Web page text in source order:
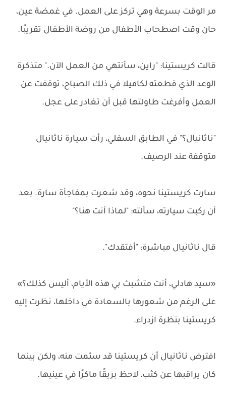
مر الوقت بسرعة وهي تركز على العمل. في غمضة عين،
حان وقت اصطحاب الأطفال من روضة الأطفال تقريبًا.
قالت كريستينا: "راين، سأنتهي من العمل الآن." متذكرة
الوعد الذي قطعته لكاميلا في ذلك الصباح، توقفت عن
العمل وأفرغت طاولتها قبل أن تغادر على عجل.
"ناثانيال؟" في الطابق السفلي، رأت سيارة ناثانيال
متوقفة عند الرصيف.
سارت كريستينا نحوه، وقد شعرت بمفاجأة سارة. بعد
أن ركبت سيارته، سألته: "لماذا أنت هنا؟"
قال ناثانيال مباشرة: "أفتقدك".
«سيد هادلي، أنت متشبث بي هذه الأيام، أليس كذلك؟»
على الرغم من شعورها بالسعادة في داخلها، نظرت إليه
كريستينا بنظرة ازدراء.
افترض ناثانيال أن كريستينا قد سئمت منه، ولكن بينما
كان يراقبها عن كثب، لاحظ بريقًا ماكرًا في عينيها.